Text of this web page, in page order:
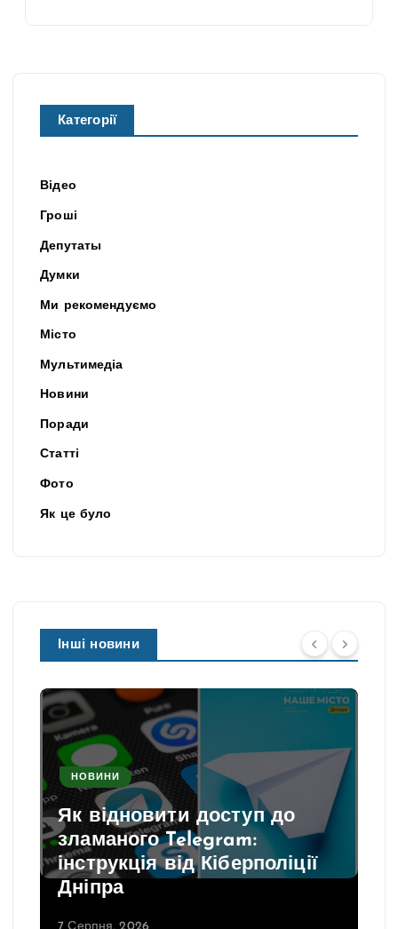
Категорії
Відео
Гроші
Депутаты
Думки
Ми рекомендуємо
Місто
Мультимедіа
Новини
Поради
Статті
Фото
Як це було
Інші новини
НОВИНИ
Як відновити доступ до
зламаного Telegram:
інструкція від Кіберполіції
Дніпра
7 Серпня, 2026